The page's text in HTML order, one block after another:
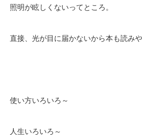
照明が眩しくないってところ。
直接、光が目に届かないから本も読みや
使い方いろいろ～
人生いろいろ～